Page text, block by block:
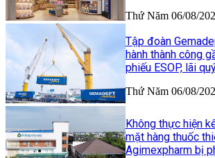
Thứ Năm 06/08/
Tập đoàn
hành thành công
phiếu ESOP, lãi
Thứ Năm 06/08/
Không thực hiện
mặt hàng thuốc
Agimexpharm bị